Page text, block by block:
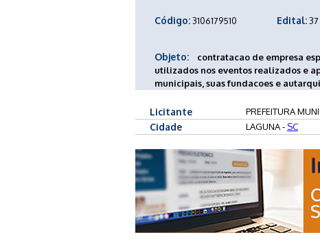
Código:3106179510 Edital:
Objeto:
contratacao de empresa
utilizados nos eventos realizados e
municipais, suas fundacoes e
Licitante PREFEITURA
Cidade LAGUNA - SC